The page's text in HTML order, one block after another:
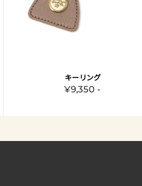
キーリング
¥9,350 -